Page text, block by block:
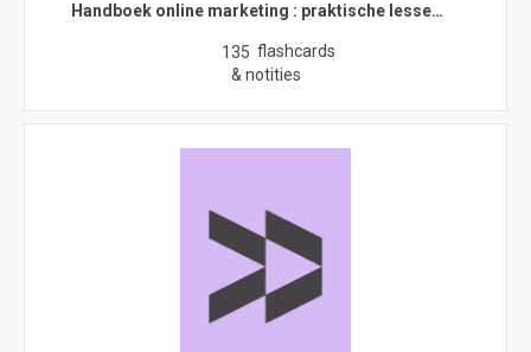
Handboek online marketing : praktische lesse…
135 flashcards
& notities